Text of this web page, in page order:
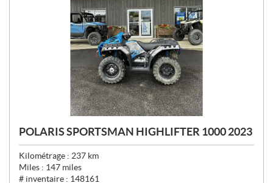
POLARIS SPORTSMAN HIGHLIFTER 1000 2023
Kilométrage : 237 km
Miles : 147 miles
# inventaire : 148161